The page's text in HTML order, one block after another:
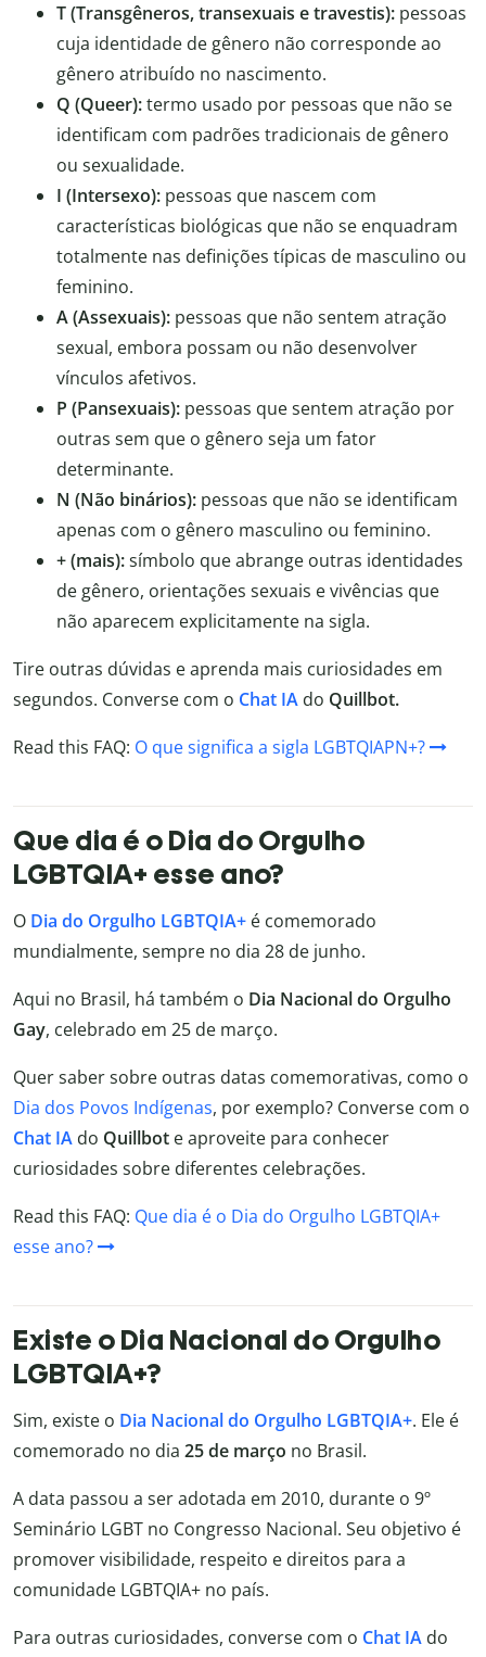
T (Transgêneros, transexuais e travestis): pessoas
cuja identidade de gênero não corresponde ao
gênero atribuído no nascimento.
Q (Queer):termo usado por pessoas que não se
identificam com padrões tradicionais de gênero
ou sexualidade.
I (Intersexo): pessoas que nascem com
características biológicas que não se enquadram
totalmente nas definições típicas de masculino ou
feminino.
A (Assexuais): pessoas que não sentem atração
sexual, embora possam ou não desenvolver
vínculos afetivos.
P (Pansexuais): pessoas que sentem atração por
outras sem que o gênero seja um fator
determinante.
N (Não binários): pessoas que não se identificam
apenas com o gênero masculino ou feminino.
+ (mais):símbolo que abrange outras identidades
de gênero, orientações sexuais e vivências que
não aparecem explicitamente na sigla.
Tire outras dúvidas e aprenda mais curiosidades em
segundos. Converse com o Chat IA do Quillbot.
Read this FAQ: O que significa a sigla LGBTQIAPN+?
Que dia é o Dia do Orgulho
LGBTQIA+ esse ano?
O Dia do Orgulho LGBTQIA+ é comemorado
mundialmente, sempre no dia 28 de junho.
Aqui no Brasil, há também o Dia Nacional do Orgulho
Gay, celebrado em 25 de março.
Quer saber sobre outras datas comemorativas, como o
Dia dos Povos Indígenas, por exemplo? Converse com o
Chat IA do Quillbot e aproveite para conhecer
curiosidades sobre diferentes celebrações.
Read this FAQ: Que dia é o Dia do Orgulho LGBTQIA+
esse ano?
Existe o Dia Nacional do Orgulho
LGBTQIA+?
Sim, existe o Dia Nacional do Orgulho LGBTQIA+. Ele é
comemorado no dia 25 de março no Brasil.
A data passou a ser adotada em 2010, durante o 9º
Seminário LGBT no Congresso Nacional. Seu objetivo é
promover visibilidade, respeito e direitos para a
comunidade LGBTQIA+ no país.
Para outras curiosidades, converse com o Chat IA do